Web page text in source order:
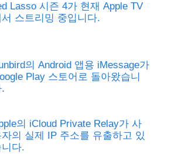
Lasso 시즌 4가 현재 Apple TV
서 스트리밍 중입니다.
의 Android 앱용 iMessage가
Play 스토어로 돌아왔습니
의 iCloud Private Relay가 사
자의 실제 IP 주소를 유출하고 있
니다.